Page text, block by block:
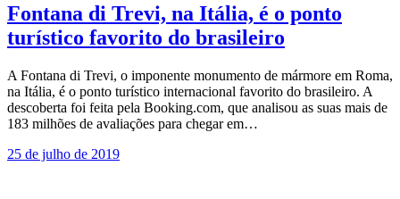
Fontana di Trevi, na Itália, é o ponto
turístico favorito do brasileiro
A Fontana di Trevi, o imponente monumento de mármore em Roma,
na Itália, é o ponto turístico internacional favorito do brasileiro. A
descoberta foi feita pela Booking.com, que analisou as suas mais de
183 milhões de avaliações para chegar em…
25 de julho de 2019